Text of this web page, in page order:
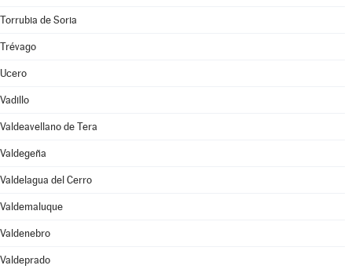
Torrubia de Soria
Trévago
Ucero
Vadillo
Valdeavellano de Tera
Valdegeña
Valdelagua del Cerro
Valdemaluque
Valdenebro
Valdeprado